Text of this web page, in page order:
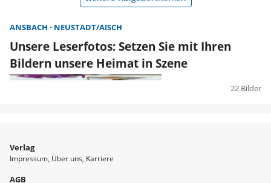
ANSBACH NEUSTADT/AISCH
Unsere Leserfotos: Setzen Sie mit Ihren
Bildern unsere Heimat in Szene
22 Bilder
Verlag
Impressum Über uns Karriere
AGB